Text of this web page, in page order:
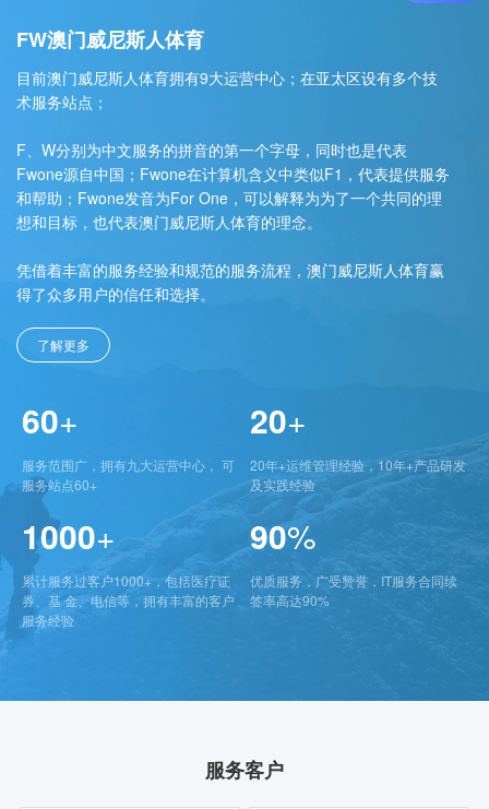
FW澳门威尼斯人体育
目前澳门威尼斯人体育拥有9大运营中心；在亚太区设有多个技
术服务站点；
F、W分别为中文服务的拼音的第一个字母，同时也是代表
Fwone源自中国；Fwone在计算机含义中类似F1，代表提供服务
和帮助；Fwone发音为For One，可以解释为为了一个共同的理
想和目标，也代表澳门威尼斯人体育的理念。
凭借着丰富的服务经验和规范的服务流程，澳门威尼斯人体育赢
得了众多用户的信任和选择。
了解更多
60+
服务范围广，拥有九大运营中心， 可
服务站点60+
20+
20年+运维管理经验，10年+产品研发
及实践经验
1000+
累计服务过客户1000+，包括医疗证
券、基 金、电信等，拥有丰富的客户
服务经验
90%
优质服务，广受赞誉，IT服务合同续
签率高达90%
服务客户